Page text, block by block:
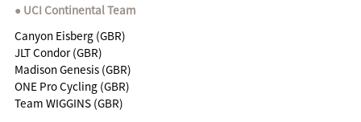
UCI Continental Team
Canyon Eisberg (GBR)
JLT Condor (GBR)
Madison Genesis (GBR)
ONE Pro Cycling (GBR)
Team WIGGINS (GBR)